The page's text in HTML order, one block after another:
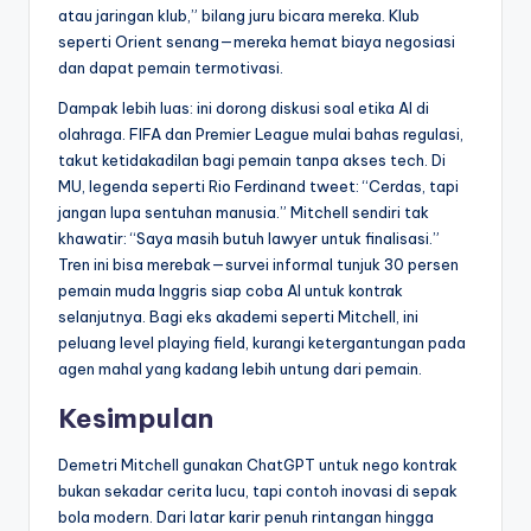
atau jaringan klub,” bilang juru bicara mereka. Klub
seperti Orient senang—mereka hemat biaya negosiasi
dan dapat pemain termotivasi.
Dampak lebih luas: ini dorong diskusi soal etika AI di
olahraga. FIFA dan Premier League mulai bahas regulasi,
takut ketidakadilan bagi pemain tanpa akses tech. Di
MU, legenda seperti Rio Ferdinand tweet: “Cerdas, tapi
jangan lupa sentuhan manusia.” Mitchell sendiri tak
khawatir: “Saya masih butuh lawyer untuk finalisasi.”
Tren ini bisa merebak—survei informal tunjuk 30 persen
pemain muda Inggris siap coba AI untuk kontrak
selanjutnya. Bagi eks akademi seperti Mitchell, ini
peluang level playing field, kurangi ketergantungan pada
agen mahal yang kadang lebih untung dari pemain.
Kesimpulan
Demetri Mitchell gunakan ChatGPT untuk nego kontrak
bukan sekadar cerita lucu, tapi contoh inovasi di sepak
bola modern. Dari latar karir penuh rintangan hingga